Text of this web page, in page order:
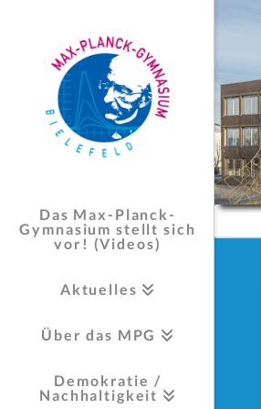
Das Max-Planck-
Gymnasium stellt sich
vor! (Videos)
Aktuelles
Über das MPG
Demokratie /
Nachhaltigkeit